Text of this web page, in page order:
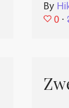
By
0 ⋅